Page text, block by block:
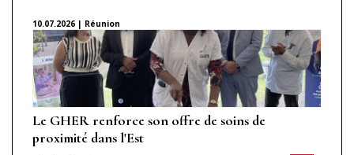
10.07.2026 | Réunion
Le GHER renforce son offre de soins de
proximité dans l'Est